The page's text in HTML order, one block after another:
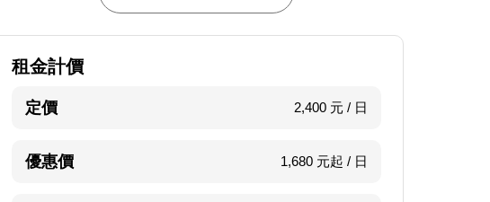
租金計價
定價 2,400 元 / 日
優惠價 1,680 元起 / 日